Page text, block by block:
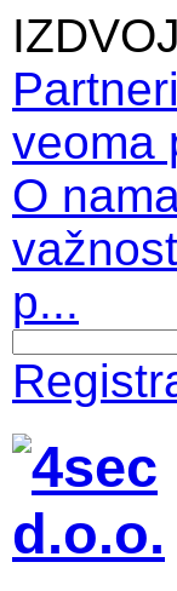
Partneri
veoma
O
p...